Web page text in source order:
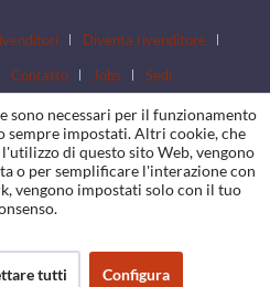
Diventa rivenditore
Contatto Jobs Sedi
sono necessari per il funzionamento
sempre impostati. Altri cookie, che
di questo sito Web, vengono
o per semplificare l'interazione con
vengono impostati solo con il tuo
tutti Configura